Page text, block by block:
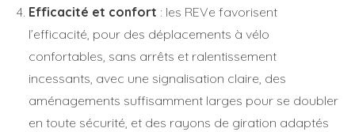
Efficacité et confort : les REVe favorisent
l’efficacité, pour des déplacements à vélo
confortables, sans arrêts et ralentissement
incessants, avec une signalisation claire, des
aménagements suffisamment larges pour se doubler
en toute sécurité, et des rayons de giration adaptés